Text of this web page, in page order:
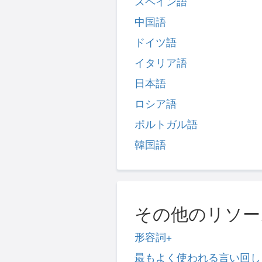
中国語
ドイツ語
イタリア語
日本語
ロシア語
ポルトガル語
韓国語
その他のリソ
形容詞+
最もよく使われる言い回し